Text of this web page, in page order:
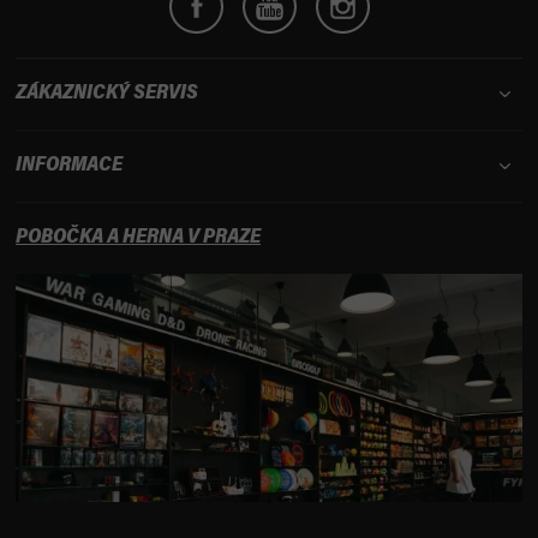
ZÁKAZNICKÝ SERVIS
INFORMACE
POBOČKA A HERNA V PRAZE